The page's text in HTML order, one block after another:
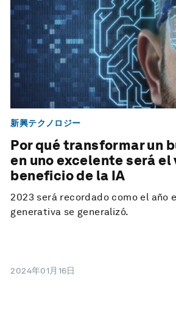
新興テクノロジー
Por qué transformar un
en uno excelente será
beneficio de la IA
2023 será recordado como el año
generativa se generalizó.
2024年01月16日